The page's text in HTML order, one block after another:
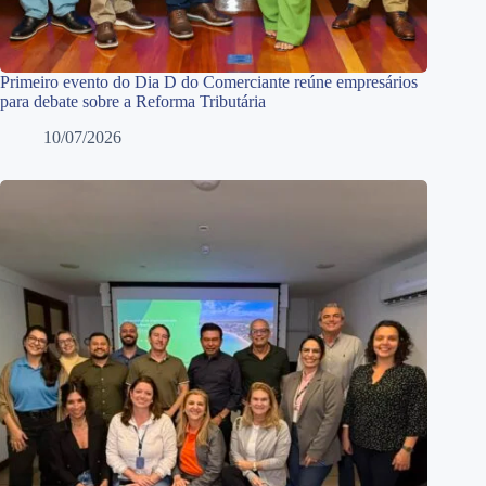
Primeiro evento do Dia D do Comerciante reúne empresários
para debate sobre a Reforma Tributária
10/07/2026